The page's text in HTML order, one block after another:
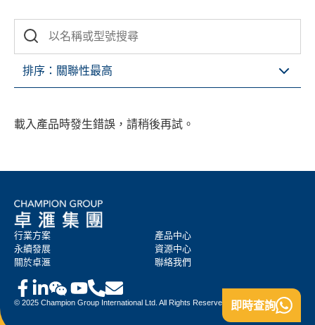
排序： 關聯性最高
載入產品時發生錯誤，請稍後再試。
行業方案
產品中心
永續發展
資源中心
關於卓滙
聯絡我們
© 2025 Champion Group International Ltd. All Rights Reserved. 即時查詢